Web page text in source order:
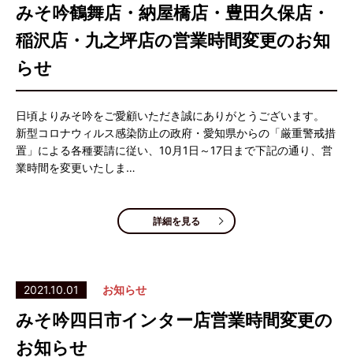
みそ吟鶴舞店・納屋橋店・豊田久保店・
稲沢店・九之坪店の営業時間変更のお知
らせ
日頃よりみそ吟をご愛顧いただき誠にありがとうございます。
新型コロナウィルス感染防止の政府・愛知県からの「厳重警戒措
置」による各種要請に従い、10月1日～17日まで下記の通り、営
業時間を変更いたしま…
詳細を見る
2021.10.01 お知らせ
みそ吟四日市インター店営業時間変更の
お知らせ